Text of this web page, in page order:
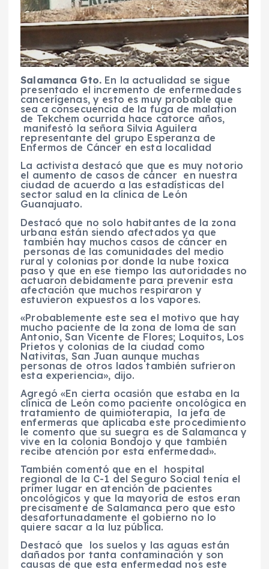
Salamanca Gto. En la actualidad se sigue
presentado el incremento de enfermedades
cancerígenas, y esto es muy probable que
sea a consecuencia de la fuga de malation
de Tekchem ocurrida hace catorce años,
manifestó la señora Silvia Aguilera
representante del grupo Esperanza de
Enfermos de Cáncer en esta localidad
La activista destacó que que es muy notorio
el aumento de casos de cáncer en nuestra
ciudad de acuerdo a las estadísticas del
sector salud en la clínica de León
Guanajuato.
Destacó que no solo habitantes de la zona
urbana están siendo afectados ya que
también hay muchos casos de cáncer en
personas de las comunidades del medio
rural y colonias por donde la nube toxica
paso y que en ese tiempo las autoridades no
actuaron debidamente para prevenir esta
afectación que muchos respiraron y
estuvieron expuestos a los vapores.
«Probablemente este sea el motivo que hay
mucho paciente de la zona de loma de san
Antonio, San Vicente de Flores; Loquitos, Los
Prietos y colonias de la ciudad como
Nativitas, San Juan aunque muchas
personas de otros lados también sufrieron
esta experiencia», dijo.
Agregó «En cierta ocasión que estaba en la
clínica de León como paciente oncológica en
tratamiento de quimioterapia, la jefa de
enfermeras que aplicaba este procedimiento
le comento que su suegra es de Salamanca y
vive en la colonia Bondojo y que también
recibe atención por esta enfermedad».
También comentó que en el hospital
regional de la C-1 del Seguro Social tenía el
primer lugar en atención de pacientes
oncológicos y que la mayoría de estos eran
precisamente de Salamanca pero que esto
desafortunadamente el gobierno no lo
quiere sacar a la luz pública.
Destacó que los suelos y las aguas están
dañados por tanta contaminación y son
causas de que esta enfermedad nos este